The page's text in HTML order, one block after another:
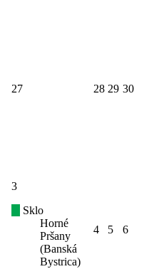
27 28 29 30
3
Sklo
Horné
Pršany
(Banská
Bystrica)
4 5 6